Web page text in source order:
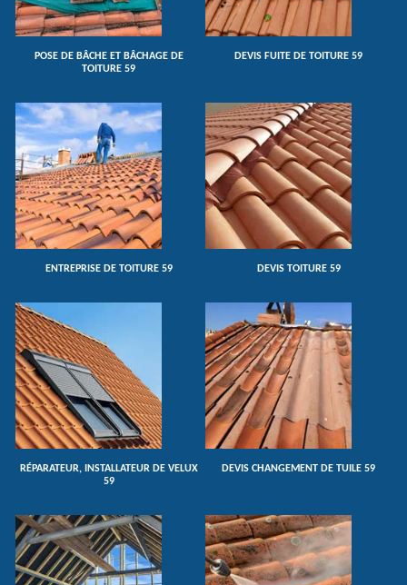
POSE DE BÂCHE ET BÂCHAGE DE
TOITURE 59
DEVIS FUITE DE TOITURE 59
ENTREPRISE DE TOITURE 59 DEVIS TOITURE 59
RÉPARATEUR, INSTALLATEUR DE VELUX
59
DEVIS CHANGEMENT DE TUILE 59